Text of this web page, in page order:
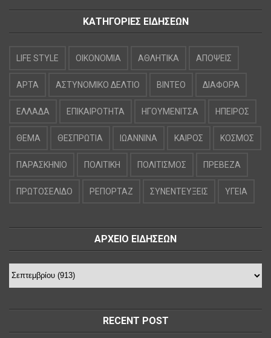
ΚΑΤΗΓΟΡΙΕΣ ΕΙΔΗΣΕΩΝ
LIFE STYLE OIKONOMIA ΑΘΛΗΤΙΚΑ ΑΠΟΨΕΙΣ
ΑΡΤΑ ΑΣΤΥΝΟΜΙΚΟ ΔΕΛΤΙΟ ΒΙΝΤΕΟ ΔΙΑΦΟΡΑ
ΕΛΛΑΔΑ ΕΠΙΚΑΙΡΟΤΗΤΑ ΗΓΟΥΜΕΝΙΤΣΑ ΗΠΕΙΡΟΣ
ΘΕΜΑ ΘΕΣΠΡΩΤΙΑ ΙΩΑΝΝΙΝΑ ΚΑΙΡΟΣ ΚΟΣΜΟΣ
ΠΑΡΑΣΚΗΝΙΟ ΠΟΛΙΤΙΚΗ ΠΟΛΙΤΙΣΜΟΣ ΠΡΕΒΕΖΑ
ΠΡΩΤΟΣΕΛΙΔΟ ΡΕΠΟΡΤΑΖ ΣΥΝΕΝΤΕΥΞΕΙΣ ΥΓΕΙΑ
ΑΡΧΕΙΟ ΕΙΔΗΣΕΩΝ
RECENT POST